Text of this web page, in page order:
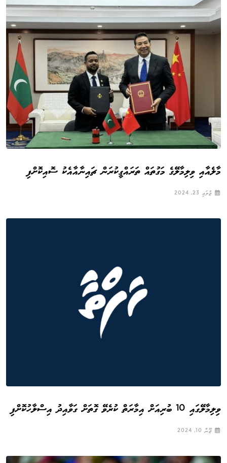
މާލެއާއި ވިލިމާލޭގެ މަގުތައް ތަރައްގީކުރަން ޗައިނާއާއެކު ސޮއިކޮށްފި
ޖުލައި 23, 2024
ވިލިމާލޭގައި 10 ބުރިއަށް އިމާރަތް ކުރެވޭ ގޮތަށް ގަވާއިދު އިސްލާހުކޮށްފި
ޖޫން 10, 2024